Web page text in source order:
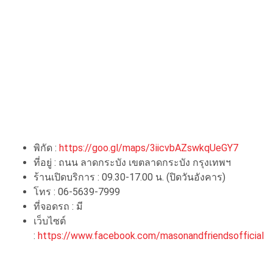
พิกัด : https://goo.gl/maps/3iicvbAZswkqUeGY7
ที่อยู่ : ถนน ลาดกระบัง เขตลาดกระบัง กรุงเทพฯ
ร้านเปิดบริการ : 09.30-17.00 น. (ปิดวันอังคาร)
โทร : 06-5639-7999
ที่จอดรถ : มี
เว็บไซต์
: https://www.facebook.com/masonandfriendsofficial